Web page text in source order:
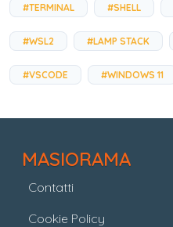
#TERMINAL #SHELL
#WSL2 #LAMP STACK
#VSCODE #WINDOWS 11
MASIORAMA
Contatti
Cookie Policy